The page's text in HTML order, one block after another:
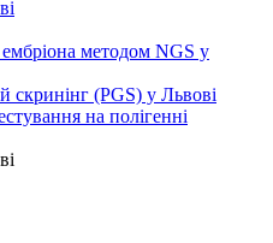
методом NGS у
скринінг (PGS) у Львові
на полігенні